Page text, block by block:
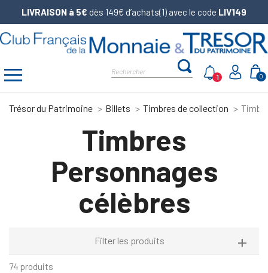
LIVRAISON à 5€ dès 149€ d’achats(1) avec le code LIV149
0
1
Trésor du Patrimoine Billets Timbres de collection
Timbres
Personnages
célèbres
Filter les produits
74 produits